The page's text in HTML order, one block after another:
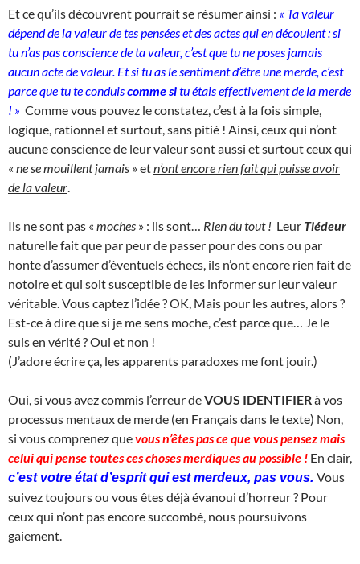
Et ce qu’ils découvrent pourrait se résumer ainsi : « Ta valeur
dépend de la valeur de tes pensées et des actes qui en découlent : si
tu n’as pas conscience de ta valeur, c’est que tu ne poses jamais
aucun acte de valeur. Et si tu as le sentiment d’être une merde, c’est
parce que tu te conduiscomme situ étais effectivement de la merde
! » Comme vous pouvez le constatez, c’est à la fois simple,
logique, rationnel et surtout, sans pitié ! Ainsi, ceux qui n’ont
aucune conscience de leur valeur sont aussi et surtout ceux qui
« ne se mouillent jamais » etn’ont encore rien fait qui puisse avoir
de la valeur
Ils ne sont pas « moches » : ils sont… Rien du tout ! Leur Tiédeur
naturelle fait que par peur de passer pour des cons ou par
honte d’assumer d’éventuels échecs, ils n’ont encore rien fait de
notoire et qui soit susceptible de les informer sur leur valeur
véritable. Vous captez l’idée ? OK, Mais pour les autres, alors ?
Est-ce à dire que si je me sens moche, c’est parce que… Je le
suis en vérité ? Oui et non !
(J’adore écrire ça, les apparents paradoxes me font jouir.)
Oui, si vous avez commis l’erreur deVOUS IDENTIFIERà vos
processus mentaux de merde (en Français dans le texte) Non,
si vous comprenez quevous n’êtes pas ce que vous pensez mais
celui qui pense toutes ces choses merdiques au possible ! En clair,
c’est votre état d’esprit qui est merdeux, pas vous. Vous
suivez toujours ou vous êtes déjà évanoui d’horreur ? Pour
ceux qui n’ont pas encore succombé, nous poursuivons
gaiement.